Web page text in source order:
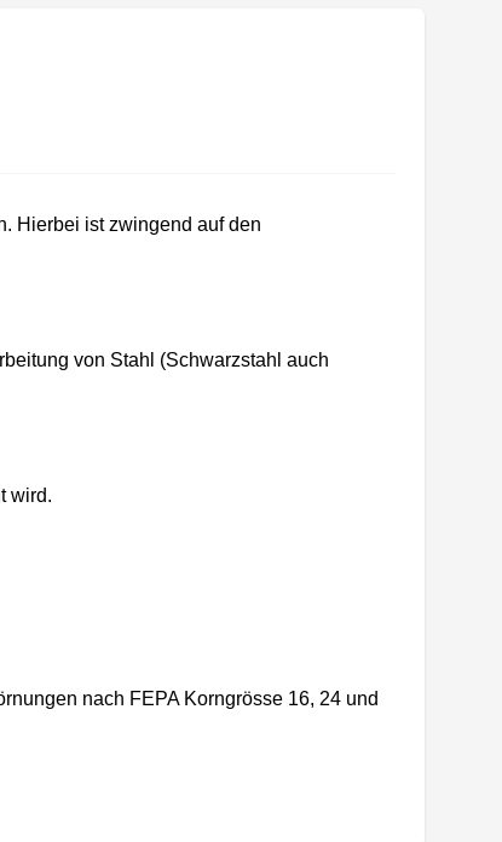
Hierbei ist zwingend auf den
von Stahl (Schwarzstahl auch
wird.
nach FEPA Korngrösse 16, 24 und